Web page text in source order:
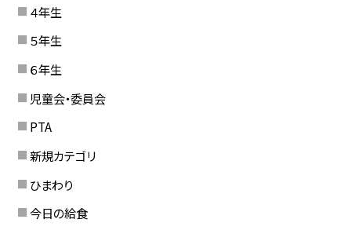
４年生
５年生
６年生
児童会・委員会
PTA
新規カテゴリ
ひまわり
今日の給食